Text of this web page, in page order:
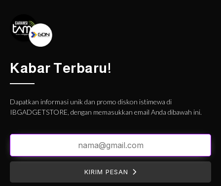
Kabar Terbaru!
Dapatkan informasi unik dan promo diskon istimewa di
IBGADGETSTORE, dengan memasukkan email Anda dibawah ini.
KIRIM PESAN